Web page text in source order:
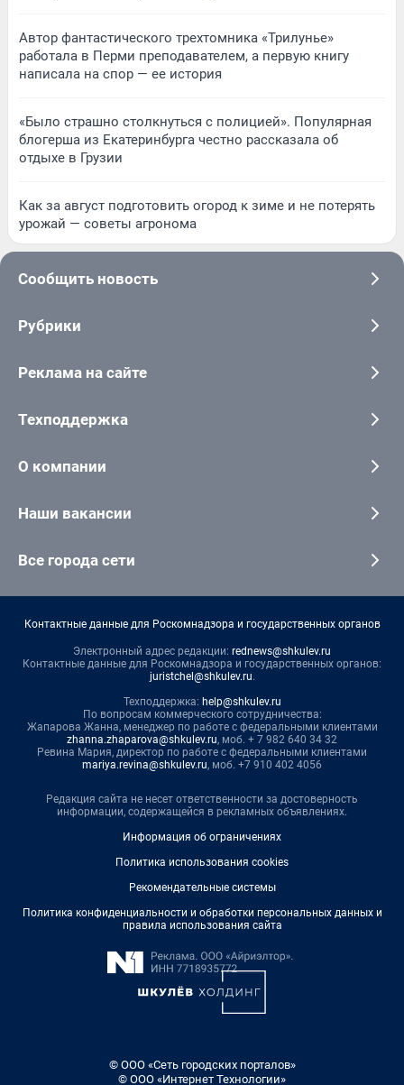
Автор фантастического трехтомника «Трилунье»
работала в Перми преподавателем, а первую книгу
написала на спор — ее история
«Было страшно столкнуться с полицией». Популярная
блогерша из Екатеринбурга честно рассказала об
отдыхе в Грузии
Как за август подготовить огород к зиме и не потерять
урожай — советы агронома
Сообщить новость
Рубрики
Реклама на сайте
Техподдержка
О компании
Наши вакансии
Все города сети
Контактные данные для Роскомнадзора и государственных органов
Электронный адрес редакции: rednews@shkulev.ru
Контактные данные для Роскомнадзора и государственных органов:
juristchel@shkulev.ru.
Техподдержка: help@shkulev.ru
По вопросам коммерческого сотрудничества:
Жапарова Жанна, менеджер по работе с федеральными клиентами
zhanna.zhaparova@shkulev.ru, моб. + 7 982 640 34 32
Ревина Мария, директор по работе с федеральными клиентами
mariya.revina@shkulev.ru, моб. +7 910 402 4056
Редакция сайта не несет ответственности за достоверность
информации, содержащейся в рекламных объявлениях.
Информация об ограничениях
Политика использования cookies
Рекомендательные системы
Политика конфиденциальности и обработки персональных данных и
правила использования сайта
© ООО «Сеть городских порталов»
© ООО «Интернет Технологии»